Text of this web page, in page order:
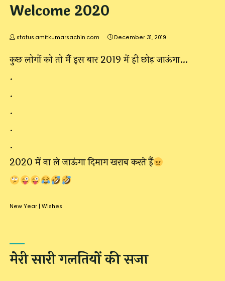
Welcome 2020
status.amitkumarsachin.com December 31, 2019
कुछ लोगों को तो मैं इस बार 2019 में ही छोड़ जाऊंगा…
.
.
.
.
.
2020 में ना ले जाऊंगा दिमाग खराब करते हैं
New Year | Wishes
मेरी सारी गलतियों की सजा